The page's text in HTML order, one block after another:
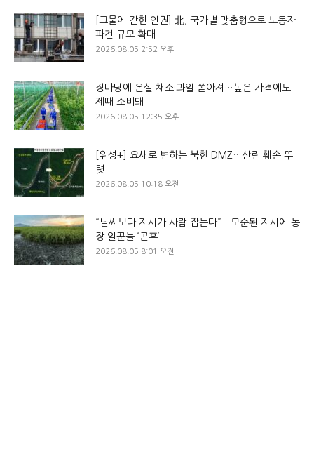
[그물에 갇힌 인권] 北, 국가별 맞춤형으로 노동자
파견 규모 확대
2026.08.05 2:52 오후
장마당에 온실 채소·과일 쏟아져…높은 가격에도
제때 소비돼
2026.08.05 12:35 오후
[위성+] 요새로 변하는 북한 DMZ…산림 훼손 뚜
렷
2026.08.05 10:18 오전
“날씨보다 지시가 사람 잡는다”…모순된 지시에 농
장 일꾼들 ‘곤혹’
2026.08.05 8:01 오전